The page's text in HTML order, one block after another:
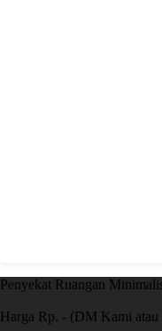
Penyekat Ruangan
Harga Rp. - (DM Kami